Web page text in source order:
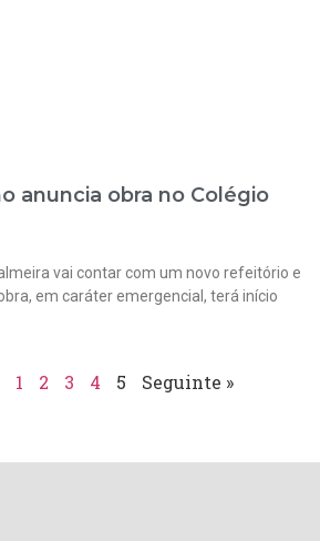
anuncia obra no Colégio
vai contar com um novo refeitório e
em caráter emergencial, terá início
1 2 3 4 5 Seguinte »